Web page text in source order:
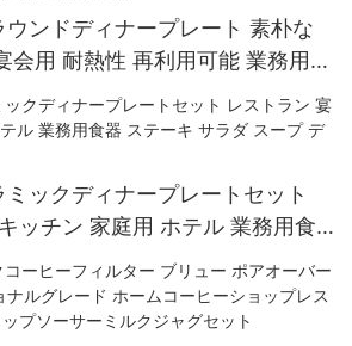
ウンドディナープレート 素朴な
会用 耐熱性 再利用可能 業務用食
ックディナープレートセット
ッチン 家庭用 ホテル 業務用食
スープ デザート